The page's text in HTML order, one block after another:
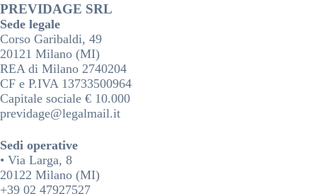
PREVIDAGE SRL
Sede legale
Corso Garibaldi, 49
20121 Milano (MI)
REA di Milano 2740204
CF e P.IVA 13733500964
Capitale sociale € 10.000
previdage@legalmail.it
Sedi operative
• Via Larga, 8
20122 Milano (MI)
+39 02 47927527